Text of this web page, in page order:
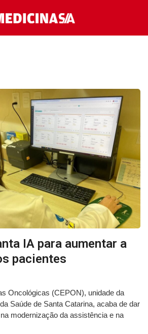
IA para aumentar a
pacientes
Oncológicas (CEPON), unidade da
Saúde de Santa Catarina, acaba de dar
modernização da assistência e na